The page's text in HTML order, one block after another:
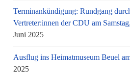
Terminankündigung: Rundgang
Vertreter:innen der CDU am
Juni 2025
Ausflug ins Heimatmuseum Beuel
2025